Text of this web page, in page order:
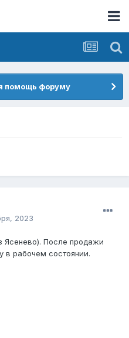
помощь форуму
2023
Ясенево). После продажи
в рабочем состоянии.